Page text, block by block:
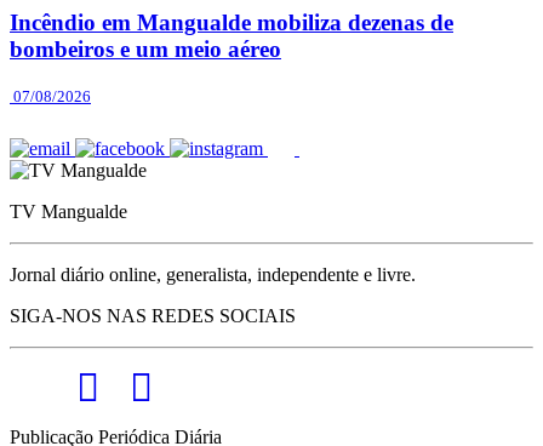
Incêndio em Mangualde mobiliza dezenas de
bombeiros e um meio aéreo
07/08/2026
TV Mangualde
Jornal diário online, generalista, independente e livre.
SIGA-NOS NAS REDES SOCIAIS
Publicação Periódica Diária